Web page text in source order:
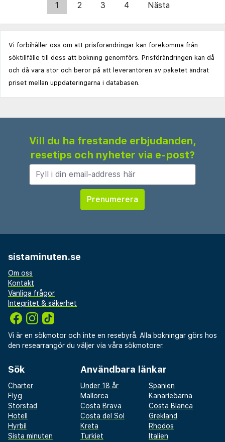
1 2 3 4 Nästa
Vi förbihåller oss om att prisförändringar kan förekomma från
söktillfälle till dess att bokning genomförs. Prisförändringen kan då
och då vara stor och beror på att leverantören av paketet ändrat
priset mellan uppdateringarna i databasen.
Vill du ha frestande erbjudanden,
resetips och nyheter via e-post?
sistaminuten.se
Om oss
Kontakt
Vanliga frågor
Integritet & säkerhet
Vi är en sökmotor och inte en resebyrå. Alla bokningar görs hos
den researrangör du väljer via våra sökmotorer.
Sök
Charter
Flyg
Storstad
Hotell
Hyrbil
Sista minuten
Användbara länkar
Under 18 år
Spanien
Mallorca
Kanarieöarna
Costa Brava
Costa Blanca
Costa del Sol
Grekland
Kreta
Rhodos
Turkiet
Italien